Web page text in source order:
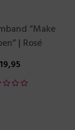
”Make
| Rosé
19,95